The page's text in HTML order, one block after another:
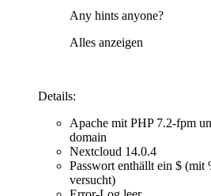
Any hints anyone?
Alles anzeigen
Details:
Apache mit PHP 7.2-fpm
domain
Nextcloud 14.0.4
Passwort enthällt ein $ (mit
versucht)